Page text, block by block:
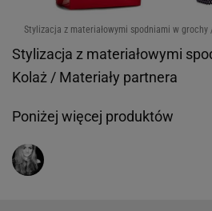
Stylizacja z materiałowymi spodniami w
Stylizacja z materiałowymi
Kolaż / Materiały partnera
Poniżej więcej produktów